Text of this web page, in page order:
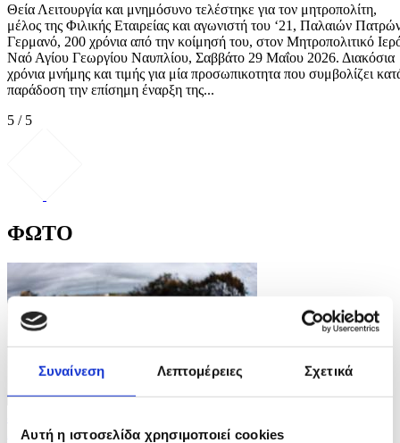
Συναίνεση Λεπτομέρειες Σχετικά
Αυτή η ιστοσελίδα χρησιμοποιεί cookies
Θεία Λειτουργία και μνημόσυνο τελέστηκε για τον μητροπολίτη,
μέλος της Φιλικής Εταιρείας και αγωνιστή του ‘21, Παλαιών
Γερμανό, 200 χρόνια από την κοίμησή του, στον Μητροπολιτικό
Ναό Αγίου Γεωργίου Ναυπλίου, Σαββάτο 29 Μαΐου 2026. Διακόσια
χρόνια μνήμης και τιμής για μία προσωπικοτητα που συμβολίζει
παράδοση την επίσημη έναρξη της...
5 / 5
ΦΩΤΟ
27/07/2026 18:57